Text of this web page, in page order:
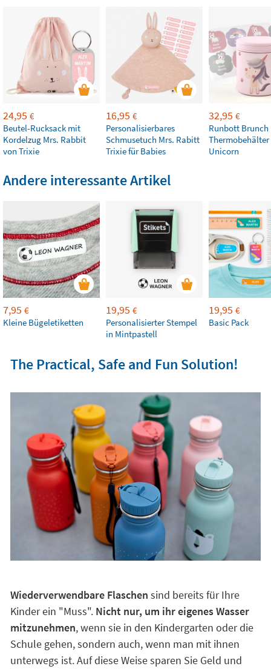
24,95 €
Beutel-Rucksack mit
Kordelzug Mrs. Rabbit
von Trixie
16,95 €
Personalisierbares
Schmusetuch Mrs. Rabitt
Trixie für Babies
32,95 €
Runbott Brunch
Thermobehälter
Unicorn
Andere interessante Artikel
7,95 €
Kleine Bügeletiketten
19,95 €
Personalisierter Stempel
in Mintpastell
19,95 €
Basic Pack
The Practical, Safe and Fun Solution!
Wiederverwendbare Flaschen sind bereits für Ihre
Kinder ein "Muss". Nicht nur, um ihr eigenes Wasser
mitzunehmen, wenn sie in den Kindergarten oder die
Schule gehen, sondern auch, wenn man mit ihnen
unterwegs ist. Auf diese Weise sparen Sie Geld und